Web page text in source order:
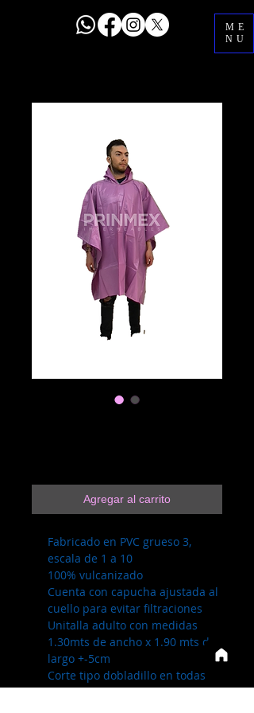
ME
NU
Agregar al carrito
Fabricado en PVC grueso 3,
escala de 1 a 10
100% vulcanizado
Cuenta con capucha ajustada al
cuello para evitar filtraciones
Unitalla adulto con medidas
1.30mts de ancho x 1.90 mts de
largo +-5cm
Corte tipo dobladillo en todas
sus orillas